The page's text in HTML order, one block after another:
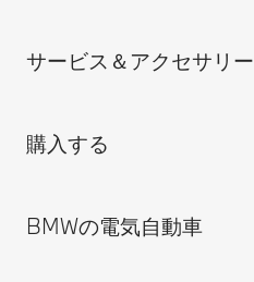
見積依頼
ディーラー検索
会社概要
BMW正規ディーラー採用情報
BMWのCSR活動
サービス＆アクセサリー
BMW Service
BMW純正アクセサリー
購入する
ご購入の前に
BMWの電気自動車